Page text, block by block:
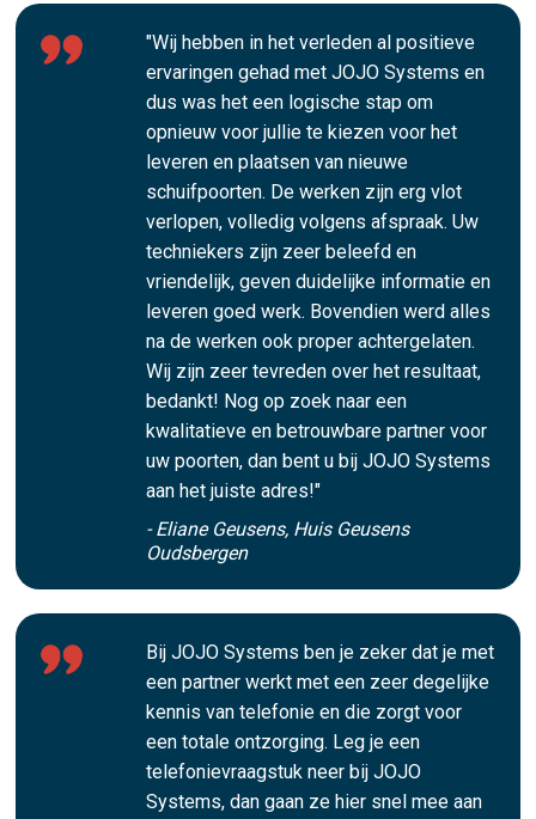
"Wij hebben in het verleden al positieve
ervaringen gehad met JOJO Systems en
dus was het een logische stap om
opnieuw voor jullie te kiezen voor het
leveren en plaatsen van nieuwe
schuifpoorten. De werken zijn erg vlot
verlopen, volledig volgens afspraak. Uw
techniekers zijn zeer beleefd en
vriendelijk, geven duidelijke informatie en
leveren goed werk. Bovendien werd alles
na de werken ook proper achtergelaten.
Wij zijn zeer tevreden over het resultaat,
bedankt! Nog op zoek naar een
kwalitatieve en betrouwbare partner voor
uw poorten, dan bent u bij JOJO Systems
aan het juiste adres!"
- Eliane Geusens, Huis Geusens
Oudsbergen
Bij JOJO Systems ben je zeker dat je met
een partner werkt met een zeer degelijke
kennis van telefonie en die zorgt voor
een totale ontzorging. Leg je een
telefonievraagstuk neer bij JOJO
Systems, dan gaan ze hier snel mee aan